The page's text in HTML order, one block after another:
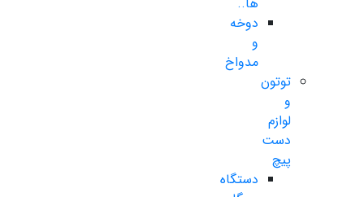
دوخه
و
مدواخ
توتون
و
لوازم
دست
پیچ
دستگاه